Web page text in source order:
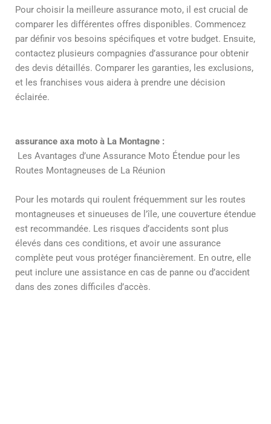
Pour choisir la meilleure assurance moto, il est crucial de
comparer les différentes offres disponibles. Commencez
par définir vos besoins spécifiques et votre budget. Ensuite,
contactez plusieurs compagnies d’assurance pour obtenir
des devis détaillés. Comparer les garanties, les exclusions,
et les franchises vous aidera à prendre une décision
éclairée.
assurance axa moto à La Montagne :
Les Avantages d’une Assurance Moto Étendue pour les
Routes Montagneuses de La Réunion
Pour les motards qui roulent fréquemment sur les routes
montagneuses et sinueuses de l’île, une couverture étendue
est recommandée. Les risques d’accidents sont plus
élevés dans ces conditions, et avoir une assurance
complète peut vous protéger financièrement. En outre, elle
peut inclure une assistance en cas de panne ou d’accident
dans des zones difficiles d’accès.